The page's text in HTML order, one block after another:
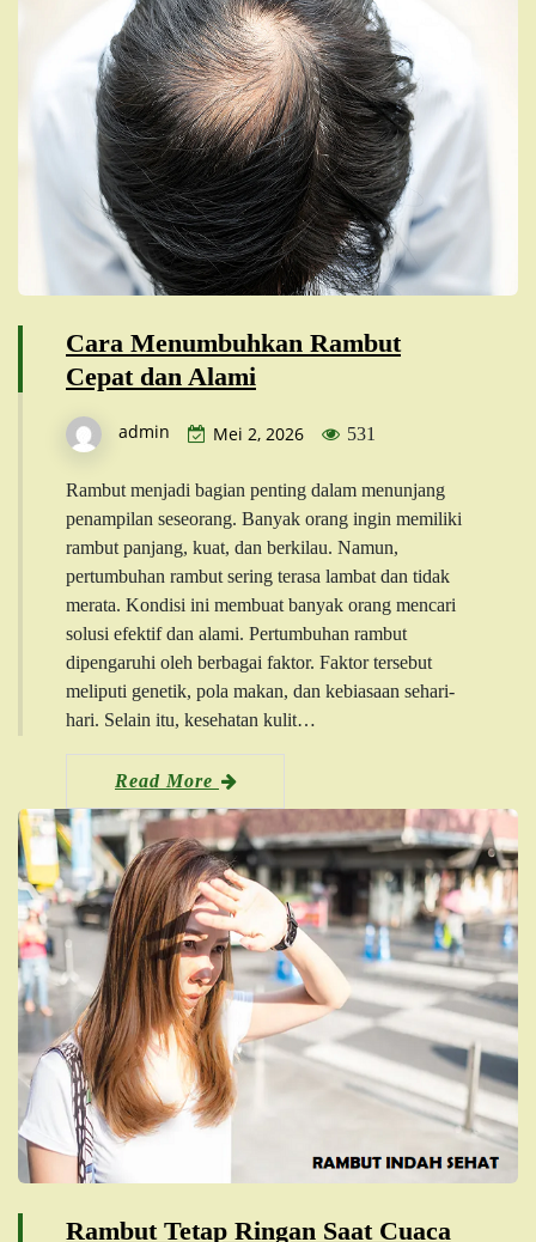
Cara Menumbuhkan Rambut
Cepat dan Alami
admin Mei 2, 2026 531
Rambut menjadi bagian penting dalam menunjang
penampilan seseorang. Banyak orang ingin memiliki
rambut panjang, kuat, dan berkilau. Namun,
pertumbuhan rambut sering terasa lambat dan tidak
merata. Kondisi ini membuat banyak orang mencari
solusi efektif dan alami. Pertumbuhan rambut
dipengaruhi oleh berbagai faktor. Faktor tersebut
meliputi genetik, pola makan, dan kebiasaan sehari-
hari. Selain itu, kesehatan kulit…
Read More
Rambut Tetap Ringan Saat Cuaca